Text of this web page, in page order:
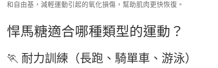
和自由基，減輕運動引起的氧化損傷，幫助肌肉更快恢復。
悍馬糖適合哪種類型的運動？
🏃 耐力訓練（長跑、騎單車、游泳）